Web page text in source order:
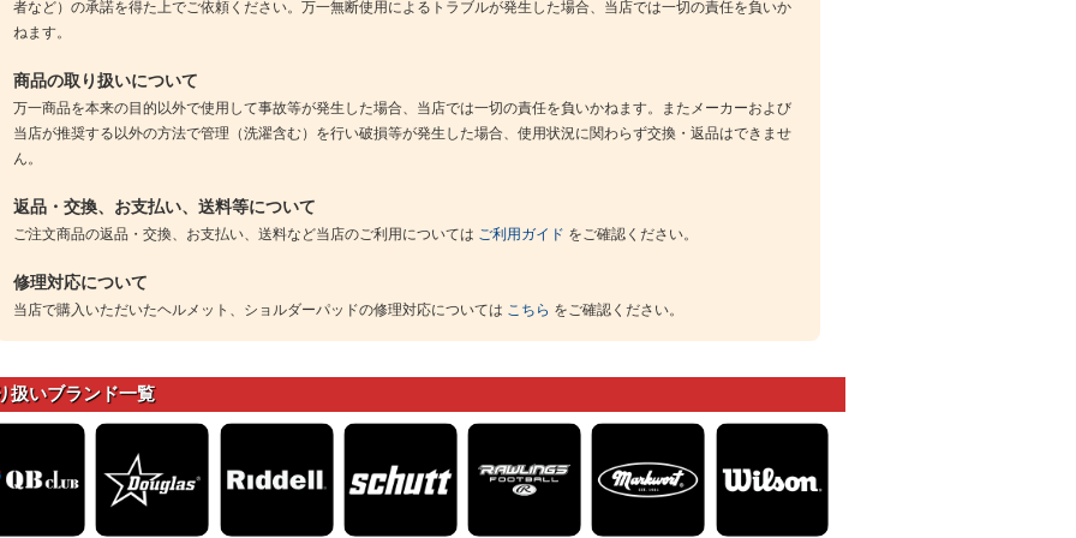
者など）の承諾を得た上でご依頼ください。万一無断使用によるトラブルが発生した場合、当店では一切の責任を負いか
ねます。
商品の取り扱いについて
万一商品を本来の目的以外で使用して事故等が発生した場合、当店では一切の責任を負いかねます。またメーカーおよび
当店が推奨する以外の方法で管理（洗濯含む）を行い破損等が発生した場合、使用状況に関わらず交換・返品はできませ
ん。
返品・交換、お支払い、送料等について
ご注文商品の返品・交換、お支払い、送料など当店のご利用については ご利用ガイド をご確認ください。
修理対応について
当店で購入いただいたヘルメット、ショルダーパッドの修理対応については こちら をご確認ください。
扱いブランド一覧